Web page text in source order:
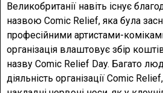
Великобританії навіть існує
назвою Comic Relief, яка була
професійними артистами-
організація влаштовує збір
назву Comic Relief Day. Багато
діяльність організації Comic